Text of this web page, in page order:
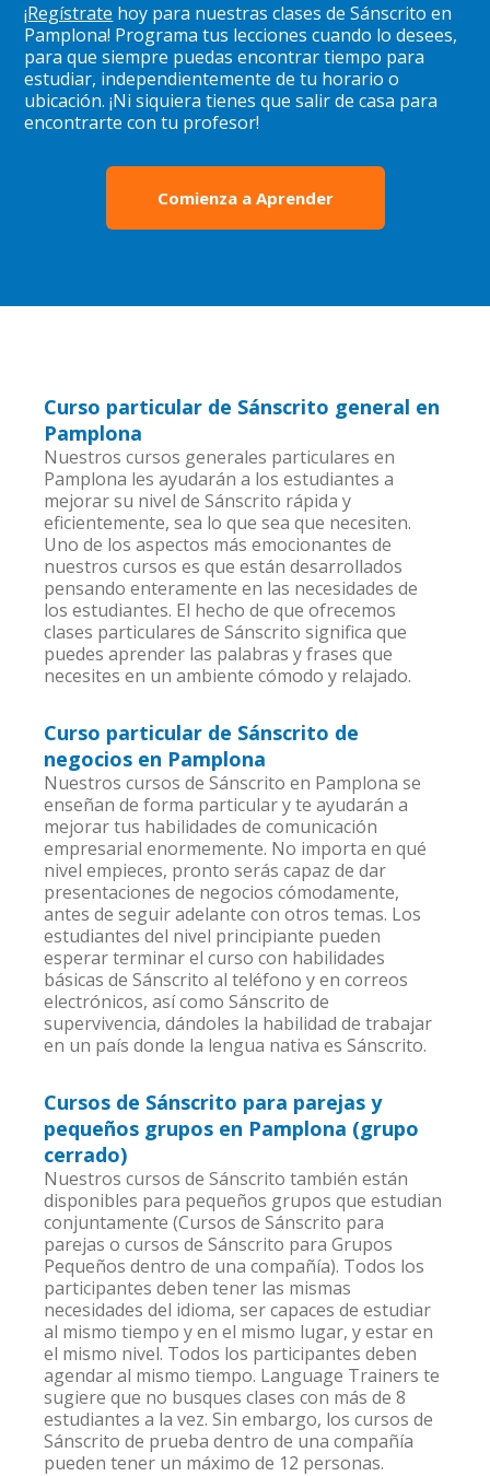
¡Regístrate hoy para nuestras clases de Sánscrito en
Pamplona! Programa tus lecciones cuando lo desees,
para que siempre puedas encontrar tiempo para
estudiar, independientemente de tu horario o
ubicación. ¡Ni siquiera tienes que salir de casa para
encontrarte con tu profesor!
Comienza a Aprender
Curso particular de Sánscrito general en
Pamplona
Nuestros cursos generales particulares en
Pamplona les ayudarán a los estudiantes a
mejorar su nivel de Sánscrito rápida y
eficientemente, sea lo que sea que necesiten.
Uno de los aspectos más emocionantes de
nuestros cursos es que están desarrollados
pensando enteramente en las necesidades de
los estudiantes. El hecho de que ofrecemos
clases particulares de Sánscrito significa que
puedes aprender las palabras y frases que
necesites en un ambiente cómodo y relajado.
Curso particular de Sánscrito de
negocios en Pamplona
Nuestros cursos de Sánscrito en Pamplona se
enseñan de forma particular y te ayudarán a
mejorar tus habilidades de comunicación
empresarial enormemente. No importa en qué
nivel empieces, pronto serás capaz de dar
presentaciones de negocios cómodamente,
antes de seguir adelante con otros temas. Los
estudiantes del nivel principiante pueden
esperar terminar el curso con habilidades
básicas de Sánscrito al teléfono y en correos
electrónicos, así como Sánscrito de
supervivencia, dándoles la habilidad de trabajar
en un país donde la lengua nativa es Sánscrito.
Cursos de Sánscrito para parejas y
pequeños grupos en Pamplona (grupo
cerrado)
Nuestros cursos de Sánscrito también están
disponibles para pequeños grupos que estudian
conjuntamente (Cursos de Sánscrito para
parejas o cursos de Sánscrito para Grupos
Pequeños dentro de una compañía). Todos los
participantes deben tener las mismas
necesidades del idioma, ser capaces de estudiar
al mismo tiempo y en el mismo lugar, y estar en
el mismo nivel. Todos los participantes deben
agendar al mismo tiempo. Language Trainers te
sugiere que no busques clases con más de 8
estudiantes a la vez. Sin embargo, los cursos de
Sánscrito de prueba dentro de una compañía
pueden tener un máximo de 12 personas.